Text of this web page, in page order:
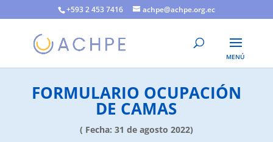
+593 2 453 7416 achpe@achpe.org.ec
FORMULARIO OCUPACIÓN
DE CAMAS
( Fecha: 31 de agosto 2022)